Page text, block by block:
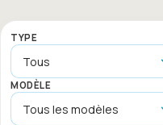
TYPE
MODÈLE